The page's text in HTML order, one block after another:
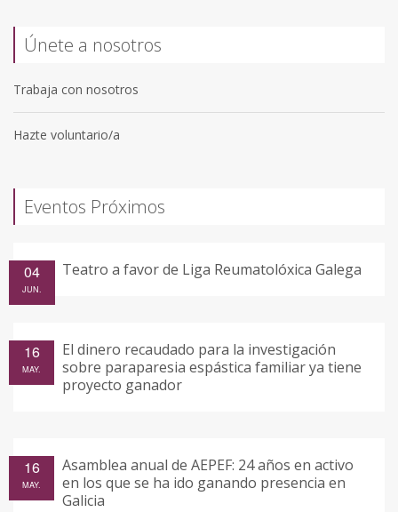
Únete a nosotros
Trabaja con nosotros
Hazte voluntario/a
Eventos Próximos
Teatro a favor de Liga Reumatolóxica Galega
04
JUN.
El dinero recaudado para la investigación
sobre paraparesia espástica familiar ya tiene
proyecto ganador
16
MAY.
Asamblea anual de AEPEF: 24 años en activo
en los que se ha ido ganando presencia en
Galicia
16
MAY.